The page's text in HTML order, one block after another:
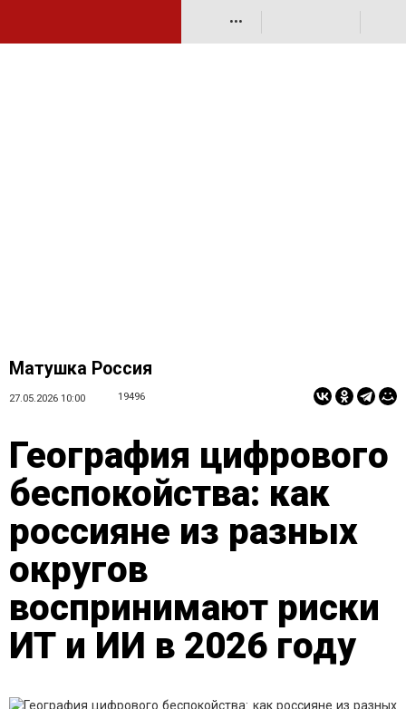
•••
Матушка Россия
27.05.2026 10:00 19496
География цифрового
беспокойства: как
россияне из разных
округов
воспринимают риски
ИТ и ИИ в 2026 году